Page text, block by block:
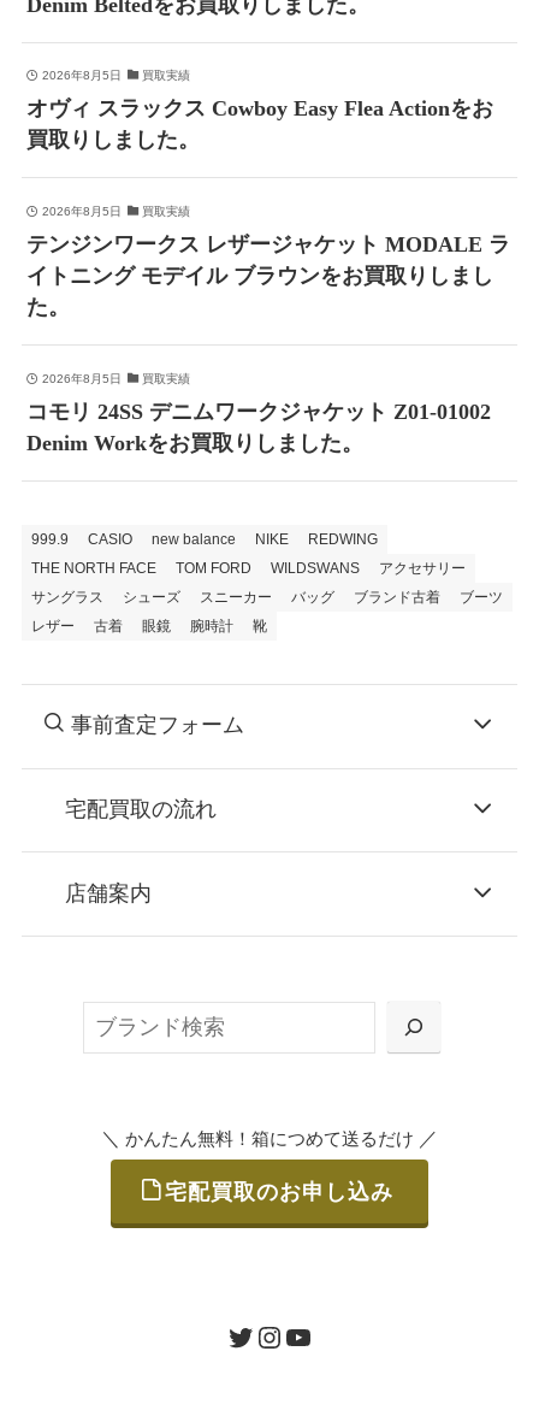
2026年8月5日 買取実績
オヴィ スラックス Cowboy Easy Flea Actionをお
買取りしました。
2026年8月5日 買取実績
テンジンワークス レザージャケット MODALE ラ
イトニング モデイル ブラウンをお買取りしまし
た。
2026年8月5日 買取実績
コモリ 24SS デニムワークジャケット Z01-01002
Denim Workをお買取りしました。
999.9 CASIO new balance NIKE
REDWING
THE NORTH FACE
TOM FORD WILDSWANS
アクセサリー
サングラス
シューズ スニーカー バッグ ブランド古着
ブーツ
レザー
古着 眼鏡 腕時計 靴
事前査定フォーム
宅配買取の流れ
お申込み
または梱包材不要の「集荷申込」からお選び
ご発送
店舗案内
＼ かんたん無料！箱につめて送るだけ ／
宅配買取のお申し込み
ツイッターインスタグラムユーチューブ